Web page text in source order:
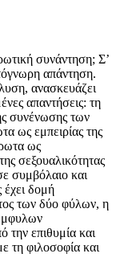
συνάντηση; Σ’
απάντηση.
ανασκευάζει
απαντήσεις: τη
συνένωσης των
ως εμπειρίας της
ως
σεξουαλικότητας
συμβόλαιο και
έχει δομή
των δύο φύλων, η
την επιθυμία και
τη φιλοσοφία και